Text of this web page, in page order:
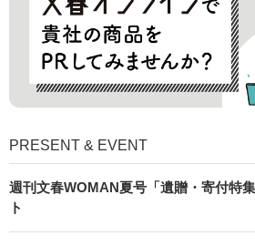
PRESENT & EVENT
週刊文春WOMAN夏号「遺贈・寄付特
ト